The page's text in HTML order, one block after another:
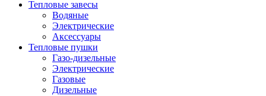
Тепловые завесы
Водяные
Электрические
Аксессуары
Тепловые пушки
Газо-дизельные
Электрические
Газовые
Дизельные